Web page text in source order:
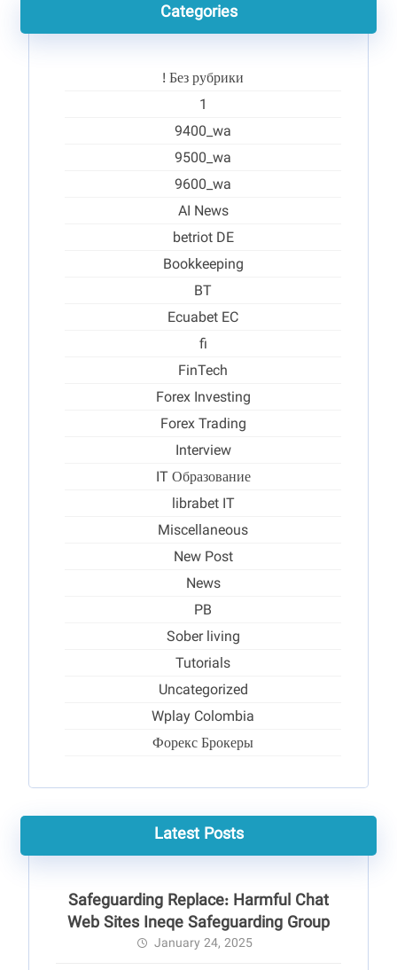
Categories
! Без рубрики
1
9400_wa
9500_wa
9600_wa
AI News
betriot DE
Bookkeeping
BT
Ecuabet EC
fi
FinTech
Forex Investing
Forex Trading
Interview
IT Образование
librabet IT
Miscellaneous
New Post
News
PB
Sober living
Tutorials
Uncategorized
Wplay Colombia
Форекс Брокеры
Latest Posts
Safeguarding Replace: Harmful Chat
Web Sites Ineqe Safeguarding Group
January 24, 2025